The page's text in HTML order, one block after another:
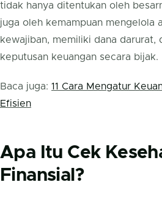
tidak hanya ditentukan oleh
juga oleh kemampuan mengelola
kewajiban, memiliki dana darurat,
keputusan keuangan secara bijak.
Baca juga: 11 Cara Mengatur
Efisien
Apa Itu Cek
Finansial?